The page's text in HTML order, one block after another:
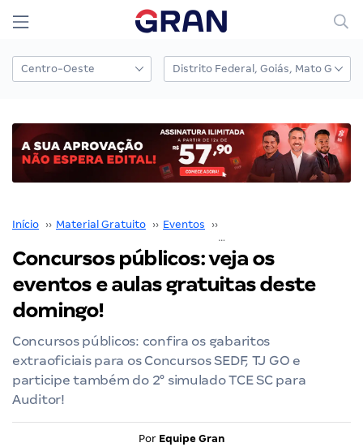
Início ›› Material Gratuito ›› Eventos ››
Concursos públicos: veja os
eventos e aulas gratuitas deste
domingo!
Concursos públicos: confira os gabaritos
extraoficiais para os Concursos SEDF, TJ GO e
participe também do 2° simulado TCE SC para
Auditor!
Por Equipe Gran